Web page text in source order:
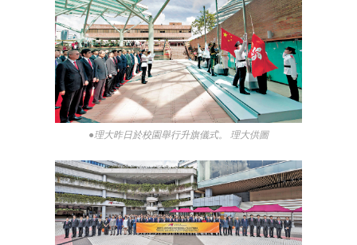
●理大昨日於校園舉行升旗儀式。 理大供圖